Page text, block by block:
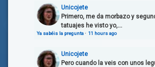
Unicojete
Primero, me da morbazo y
tatuajes he visto yo,...
Ya sabéis la pregunta· 11 hours ago
Unicojete
Pero cuando la veis con unos